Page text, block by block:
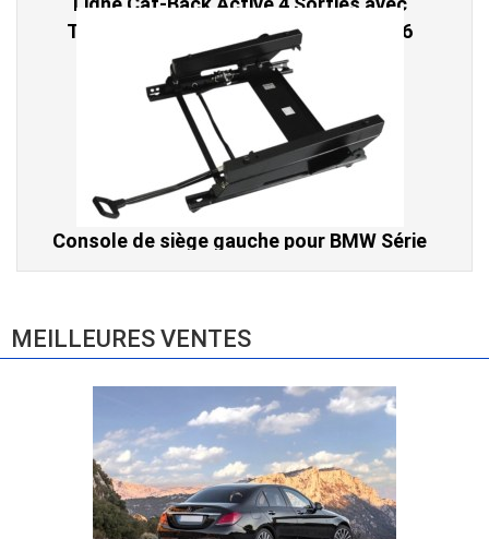
Console de siège gauche pour BMW Série
3 E46 (hors Cabriolet et CSL) et BMW X3
E83 (2004-2010)
MEILLEURES VENTES